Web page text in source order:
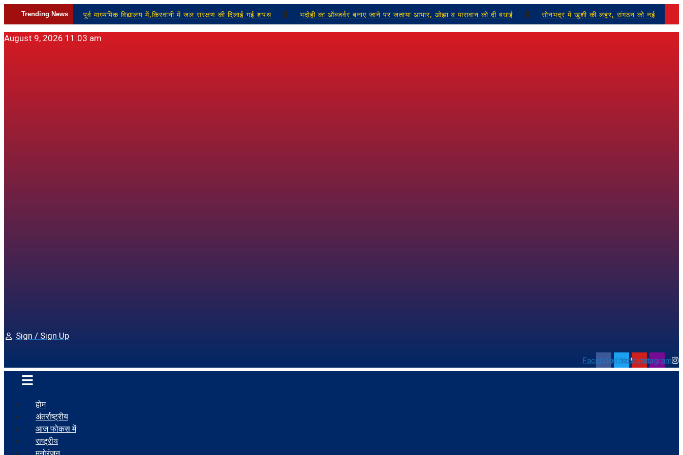
to
content
Trending News पूर्व माध्यमिक विद्यालय में,किरवानी में जल संरक्षण की दिलाई गई शपथ भदोही का ऑब्जर्वर बनाए जाने पर जताया आभार, ओझा व पासवान को दी बधाई सोनभद्र में खुशी की लहर, संगठन को नई
मजबूती मिलने की जताई उम्मीद श्रद्धालुओं की सुरक्षा यातायात व्यवस्था को लेकर दिए दिशा-निर्देश:ऋषभ रुणवाल बालिकाओं के सामूहिक गायन से परिसर देशभक्ति के रंग में रंगा जल-जंगल-
August 9, 2026 11:03 am
Sign / Sign Up
FacebookTwitterYoutubeInstagram
होम
अंतर्राष्ट्रीय
आज फोकस में
राष्ट्रीय